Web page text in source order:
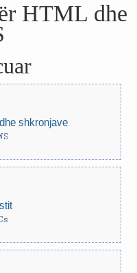
HTML dhe
shkronjave